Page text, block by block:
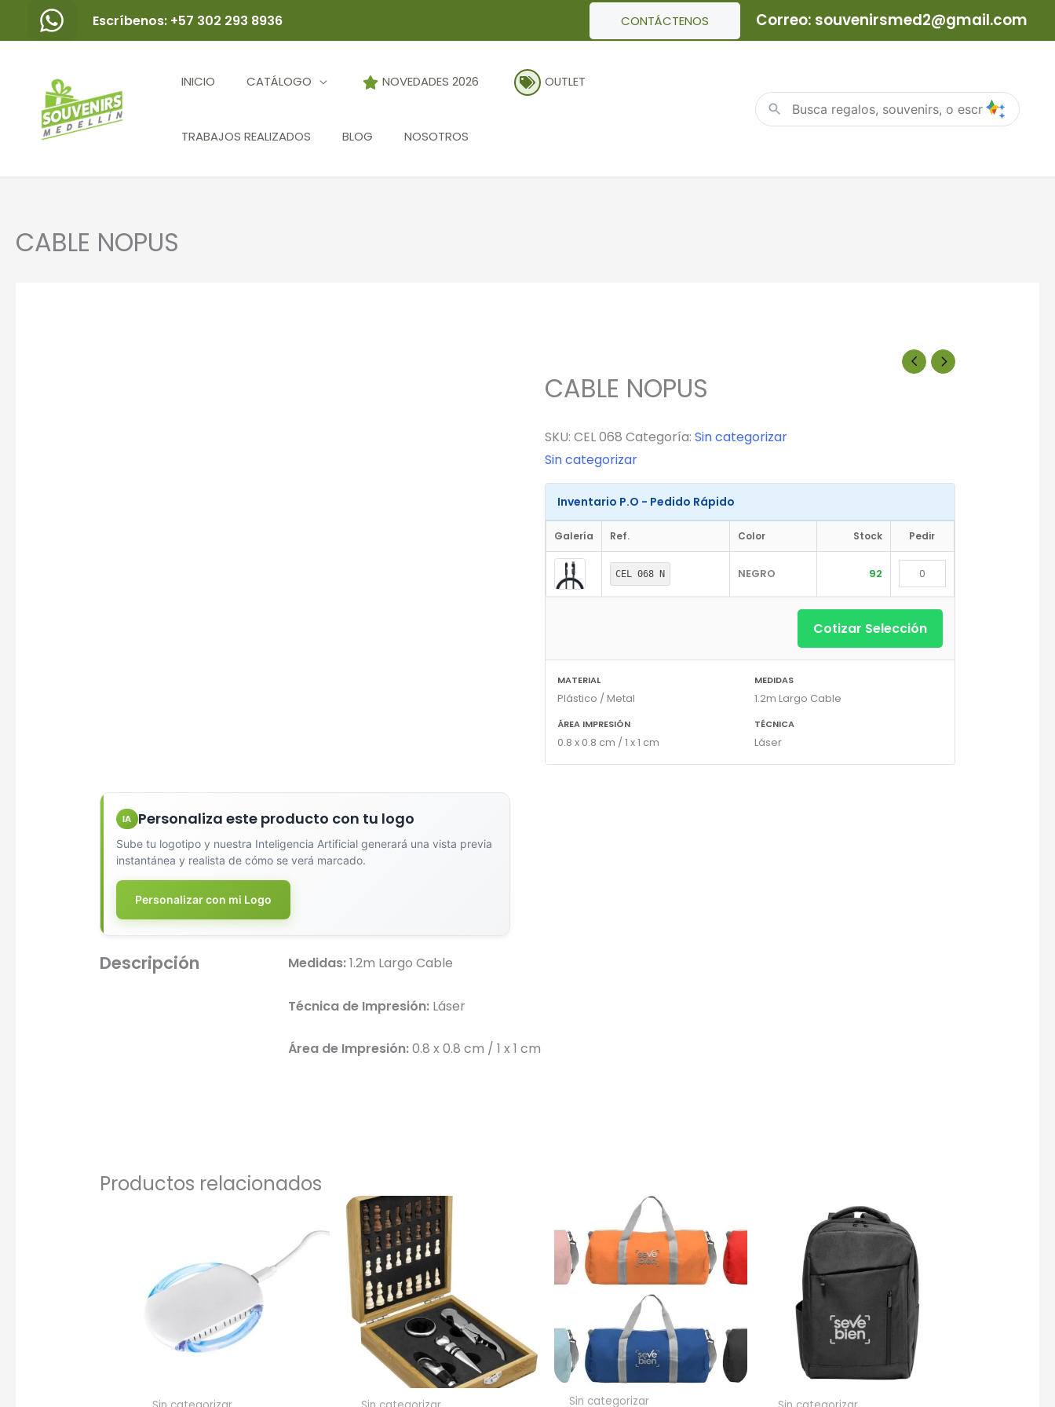
Escríbenos: +57 302 293 8936 CONTÁCTENOS Correo: souvenirsmed2@gmail.com
INICIO CATÁLOGO NOVEDADES 2026 OUTLET
TRABAJOS REALIZADOS BLOG NOSOTROS
CABLE NOPUS
IA Personaliza este producto con tu logo
Sube tu logotipo y nuestra Inteligencia Artificial generará una vista previa
instantánea y realista de cómo se verá marcado.
Personalizar con mi Logo
Diseñador de Vistas Previas con IA
Arrastra y suelta tu logotipo aquí
o haz clic para explorar tus archivos
Selecciona el estilo de marcado:
CABLE NOPUS
SKU: CEL 068 Categoría: Sin categorizar
Sin categorizar
Inventario P.O - Pedido Rápido
Galería Ref. Color Stock Pedir
CEL 068 N NEGRO 92
Cotizar Selección
MATERIAL
Plástico / Metal
MEDIDAS
1.2m Largo Cable
ÁREA IMPRESIÓN
0.8 x 0.8 cm / 1 x 1 cm
TÉCNICA
Láser
Descripción Medidas:1.2m Largo Cable
Técnica de Impresión:Láser
Área de Impresión:0.8 x 0.8 cm / 1 x 1 cm
Productos relacionados
Sin categorizar